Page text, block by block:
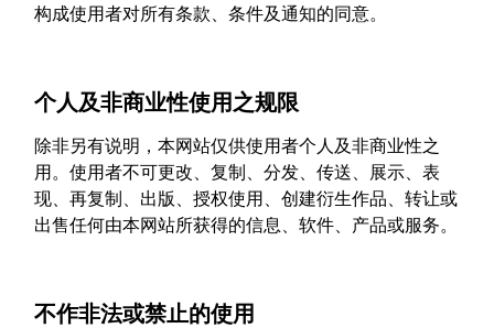
构成使用者对所有条款、条件及通知的同意。
个人及非商业性使用之规限
除非另有说明，本网站仅供使用者个人及非商业性之
用。使用者不可更改、复制、分发、传送、展示、表
现、再复制、出版、授权使用、创建衍生作品、转让或
出售任何由本网站所获得的信息、软件、产品或服务。
不作非法或禁止的使用